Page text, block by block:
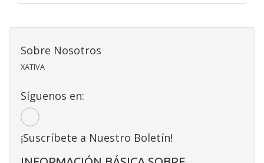
Sobre Nosotros
XATIVA
Síguenos en:
¡Suscríbete a Nuestro Boletín!